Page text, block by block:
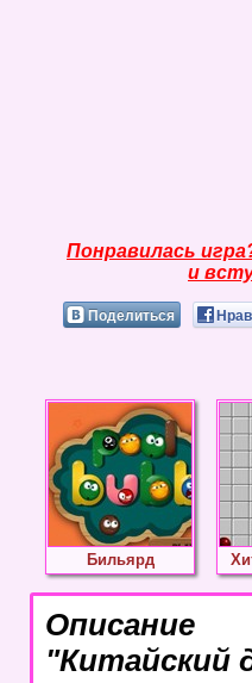
Понравилась
и
Поделиться
Бильярд
"Китайский